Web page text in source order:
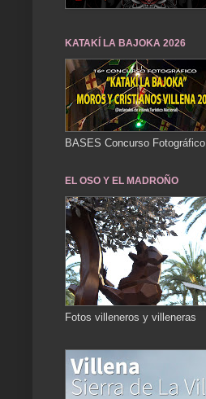
KATAKÍ LA BAJOKA 2026
BASES Concurso Fotográfico
EL OSO Y EL MADROÑO
Fotos villeneros y villeneras